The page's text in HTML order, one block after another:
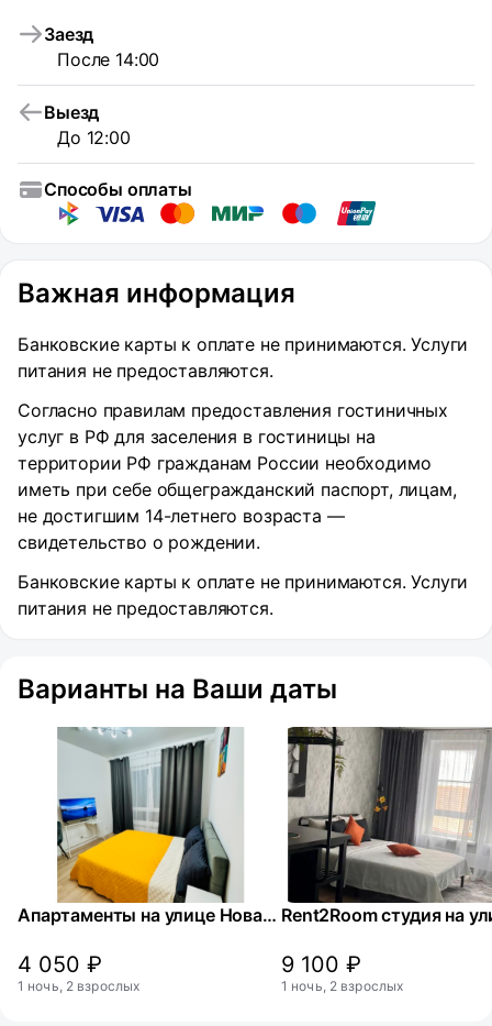
Заезд
После 14:00
Выезд
До 12:00
Способы оплаты
Важная информация
Банковские карты к оплате не принимаются. Услуги
питания не предоставляются.
Согласно правилам предоставления гостиничных
услуг в РФ для заселения в гостиницы на
территории РФ гражданам России необходимо
иметь при себе общегражданский паспорт, лицам,
не достигшим 14-летнего возраста —
свидетельство о рождении.
Банковские карты к оплате не принимаются. Услуги
питания не предоставляются.
Варианты на Ваши даты
Апартаменты на улице Новая 3
4 050 ₽
1 ночь, 2 взрослых
9 100 ₽
1 ночь, 2 взрослых